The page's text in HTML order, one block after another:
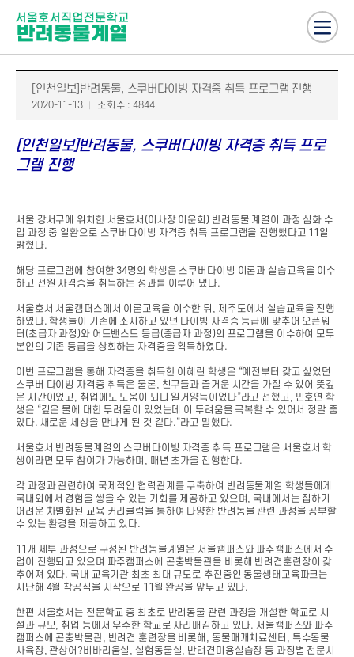
[인천일보]반려동물, 스쿠버다이빙 자격증 취득 프로그램 진행
2020-11-13 조회수 : 4844
[인천일보]반려동물, 스쿠버다이빙 자격증 취득 프로
그램 진행
서울 강서구에 위치한 서울호서(이사장 이운희) 반려동물 계열이 과정 심화 수
업 과정 중 일환으로 스쿠버다이빙 자격증 취득 프로그램을 진행했다고 11일
밝혔다.
해당 프로그램에 참여한 34명의 학생은 스쿠버다이빙 이론과 실습교육을 이수
하고 전원 자격증을 취득하는 성과를 이루어 냈다.
서울호서 서울캠퍼스에서 이론교육을 이수한 뒤, 제주도에서 실습교육을 진행
하였다. 학생들이 기존에 소지하고 있던 다이빙 자격증 등급에 맞추어 오픈워
터(초급자 과정)와 어드밴스드 등급(중급자 과정)의 프로그램을 이수하여 모두
본인의 기존 등급을 상회하는 자격증을 획득하였다.
이번 프로그램을 통해 자격증을 취득한 이혜린 학생은 “예전부터 갖고 싶었던
스쿠버 다이빙 자격증 취득은 물론, 친구들과 즐거운 시간을 가질 수 있어 뜻깊
은 시간이었고, 취업에도 도움이 되니 일거양득이었다”라고 전했고, 민호연 학
생은 “깊은 물에 대한 두려움이 있었는데 이 두려움을 극복할 수 있어서 정말 좋
았다. 새로운 세상을 만나게 된 것 같다.”라고 말했다.
서울호서 반려동물계열의 스쿠버다이빙 자격증 취득 프로그램은 서울호서 학
생이라면 모두 참여가 가능하며, 매년 초가을 진행한다.
각 과정과 관련하여 국제적인 협력관계를 구축하여 반려동물계열 학생들에게
국내외에서 경험을 쌓을 수 있는 기회를 제공하고 있으며, 국내에서는 접하기
어려운 차별화된 교육 커리큘럼을 통하여 다양한 반려동물 관련 과정을 공부할
수 있는 환경을 제공하고 있다.
11개 세부 과정으로 구성된 반려동물계열은 서울캠퍼스와 파주캠퍼스에서 수
업이 진행되고 있으며 파주캠퍼스에 곤충박물관을 비롯해 반려견훈련장이 갖
추어져 있다. 국내 교육기관 최초 최대 규모로 추진중인 동물생태교육파크는
지난해 4월 착공식을 시작으로 11월 완공을 앞두고 있다.
한편 서울호서는 전문학교 중 최초로 반려동물 관련 과정을 개설한 학교로 시
설과 규모, 취업 등에서 우수한 학교로 자리매김하고 있다. 서울캠퍼스와 파주
캠퍼스에 곤충박물관, 반려견 훈련장을 비롯해, 동물매개치료센터, 특수동물
사육장, 관상어?비바리움실, 실험동물실, 반려견미용실습장 등 과정별 전문시